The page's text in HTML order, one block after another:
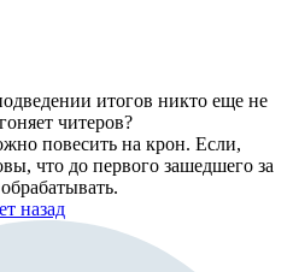
итогов никто еще не
читеров?
повесить на крон. Если,
что до первого зашедшего за
назад